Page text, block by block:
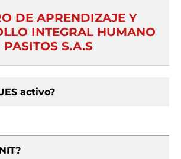
DE APRENDIZAJE Y
INTEGRAL HUMANO
PASITOS S.A.S
activo?